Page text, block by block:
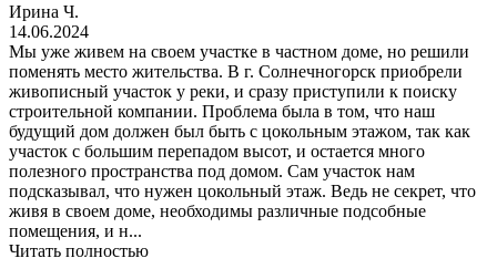
Ирина Ч.
14.06.2024
Мы уже живем на своем участке в частном доме, но решили
поменять место жительства. В г. Солнечногорск приобрели
живописный участок у реки, и сразу приступили к поиску
строительной компании. Проблема была в том, что наш
будущий дом должен был быть с цокольным этажом, так как
участок с большим перепадом высот, и остается много
полезного пространства под домом. Сам участок нам
подсказывал, что нужен цокольный этаж. Ведь не секрет, что
живя в своем доме, необходимы различные подсобные
помещения, и н...
Читать полностью